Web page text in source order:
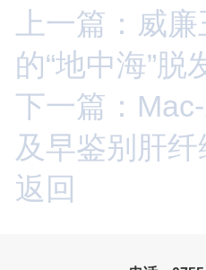
上一篇：威
的“地中海”脱
下一篇：
及早鉴别肝纤
返回